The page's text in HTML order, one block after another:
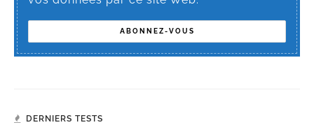
DERNIERS TESTS